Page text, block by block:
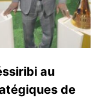
au
de